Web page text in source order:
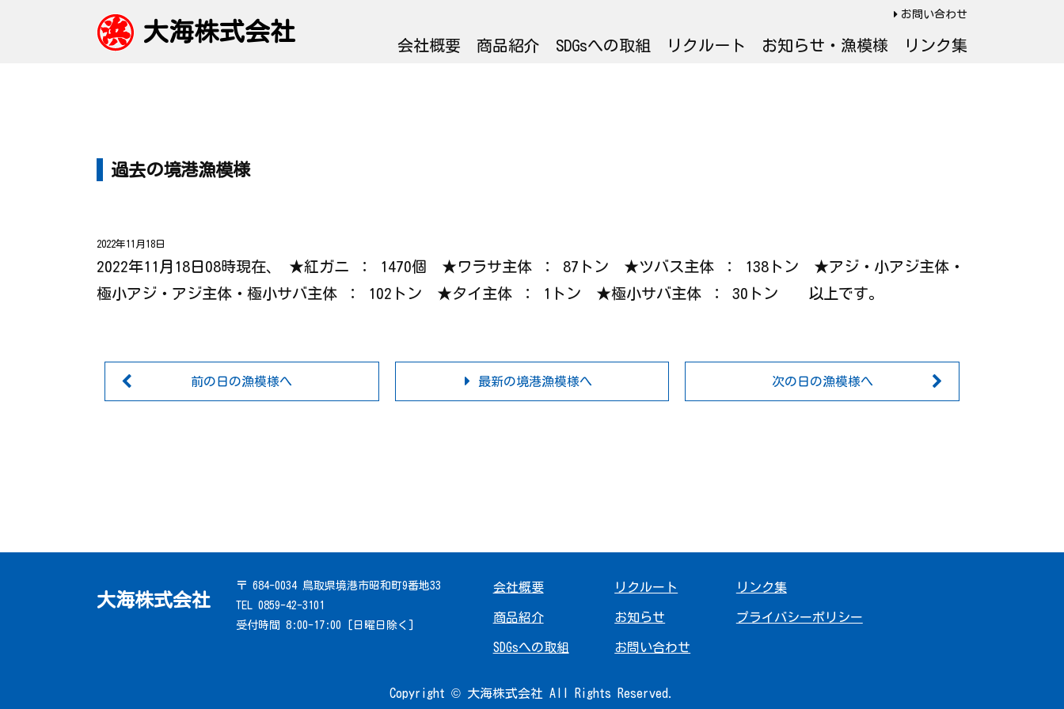
大海株式会社
お問い合わせ
会社概要 商品紹介 SDGsへの取組 リクルート お知らせ・漁模様 リンク集
過去の境港漁模様
2022年11月18日
2022年11月18日08時現在、 ★紅ガニ ： 1470個 ★ワラサ主体 ： 87トン ★ツバス主体 ： 138トン ★アジ・小アジ主体・
極小アジ・アジ主体・極小サバ主体 ： 102トン ★タイ主体 ： 1トン ★極小サバ主体 ： 30トン 以上です。
前の日の漁模様へ 最新の境港漁模様へ 次の日の漁模様へ
大海株式会社
〒 684-0034 鳥取県境港市昭和町9番地33
TEL 0859-42-3101
受付時間 8:00-17:00 [日曜日除く]
会社概要
商品紹介
SDGsへの取組
リクルート
お知らせ
お問い合わせ
リンク集
プライバシーポリシー
Copyright © 大海株式会社 All Rights Reserved.